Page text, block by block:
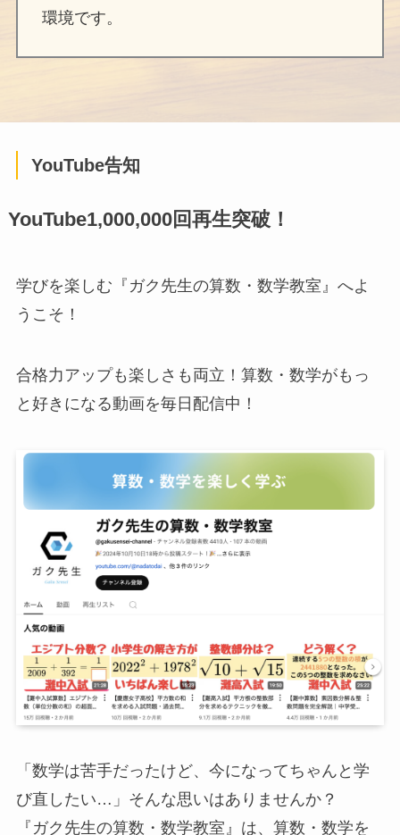
環境です。
YouTube告知
YouTube1,000,000回再生突破！
学びを楽しむ『ガク先生の算数・数学教室』へよ
うこそ！
合格力アップも楽しさも両立！算数・数学がもっ
と好きになる動画を毎日配信中！
「数学は苦手だったけど、今になってちゃんと学
び直したい…」そんな思いはありませんか？
『ガク先生の算数・数学教室』は、算数・数学を